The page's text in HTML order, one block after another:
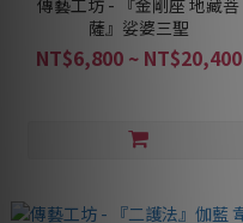
傳藝工坊 - 『金剛座 地藏菩
薩』娑婆三聖
NT$6,800 ~ NT$20,400